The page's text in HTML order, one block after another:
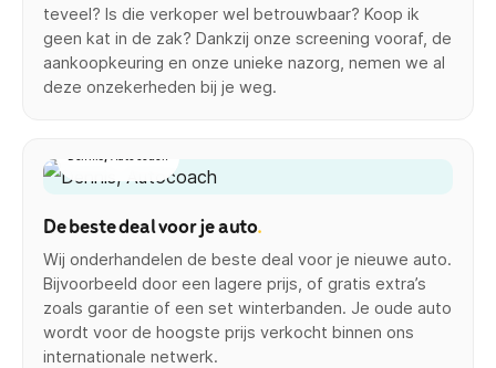
teveel? Is die verkoper wel betrouwbaar? Koop ik
geen kat in de zak? Dankzij onze screening vooraf, de
aankoopkeuring en onze unieke nazorg, nemen we al
deze onzekerheden bij je weg.
Dennis, Autocoach
De beste deal voor je auto.
Wij onderhandelen de beste deal voor je nieuwe auto.
Bijvoorbeeld door een lagere prijs, of gratis extra’s
zoals garantie of een set winterbanden. Je oude auto
wordt voor de hoogste prijs verkocht binnen ons
internationale netwerk.